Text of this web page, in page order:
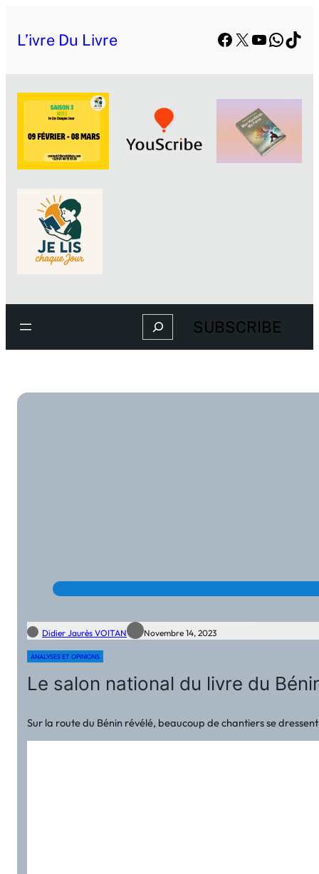
L’ivre Du Livre Facebook
X YouTube
Search SUBSCRIBE
Didier Jaurès VOITAN Novembre 14, 2023
ANALYSES ET OPINIONS
Le salon national du livre du
Sur la route du Bénin révélé, beaucoup de chantiers se